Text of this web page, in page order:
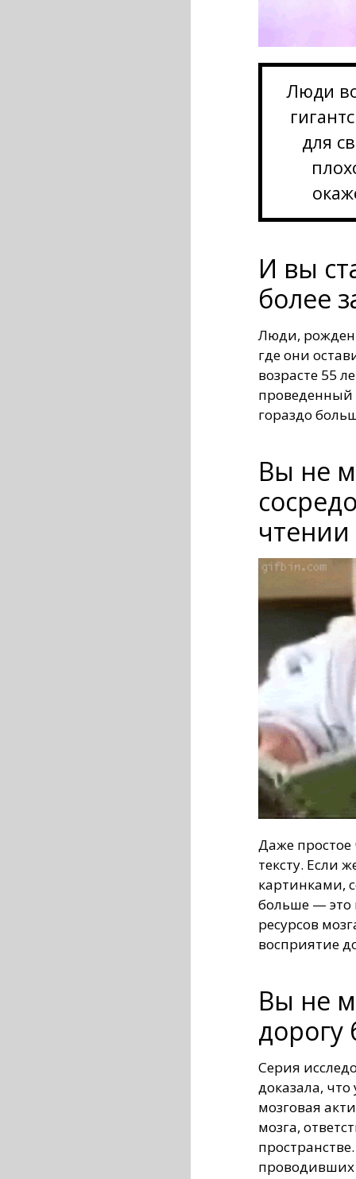
Люди
для
И вы
более
Люди,
где они
возрасте 55
проведенный
гораздо
Вы не
чтении
Даже простое
тексту. Если
картинками,
больше — это
ресурсов
восприятие
Вы не
дорогу
Серия
доказала, что
мозговая
мозга,
проводивших